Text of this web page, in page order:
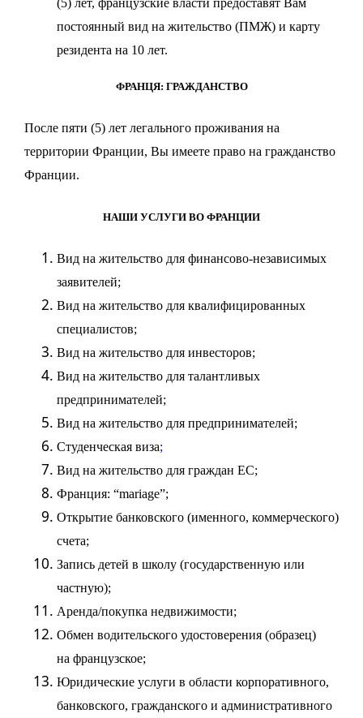
(5) лет, французские власти предоставят Вам
постоянный вид на жительство (ПМЖ) и карту
резидента на 10 лет.
ФРАНЦЯ: ГРАЖДАНСТВО
После пяти (5) лет легального проживания на
территории Франции, Вы имеете право на гражданство
Франции.
НАШИ УСЛУГИ ВО ФРАНЦИИ
Вид на жительство для финансово-независимых
заявителей;
Вид на жительство для квалифицированных
специалистов;
Вид на жительство для инвесторов;
Вид на жительство для талантливых
предпринимателей;
Вид на жительство для предпринимателей;
Студенческая виза;
Вид на жительство для граждан ЕС;
Франция: “mariage”;
Открытие банковского (именного, коммерческого)
счета;
Запись детей в школу (государственную или
частную);
Аренда/покупка недвижимости;
Обмен водительского удостоверения (образец)
на французское;
Юридические услуги в области корпоративного,
банковского, гражданского и административного